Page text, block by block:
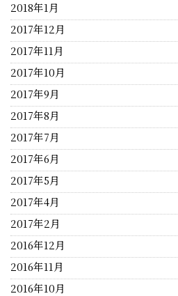
2018年1月
2017年12月
2017年11月
2017年10月
2017年9月
2017年8月
2017年7月
2017年6月
2017年5月
2017年4月
2017年2月
2016年12月
2016年11月
2016年10月